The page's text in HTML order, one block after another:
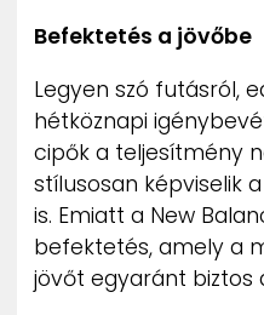
Befektetés a jövőbe
Legyen szó futásról,
hétköznapi
cipők a teljesítmény
stílusosan képviselik
is. Emiatt a New
befektetés, amely a
jövőt egyaránt biztos